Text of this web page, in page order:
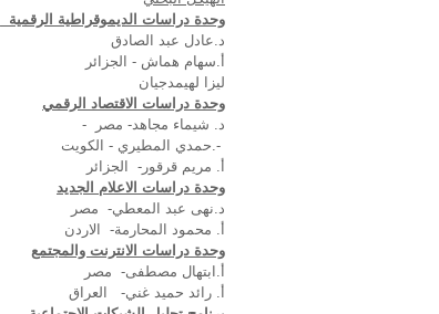
وحدة دراسات الديموقراطية الرقمية
د.عادل عبد الصادق
أ.سهام هماش - الجزائر
ليزا لهيمدجيان
وحدة دراسات الاقتصاد الرقمي
د. شيماء مجاهد- مصر
-
-.حمدي المطيري - الكويت
أ. مريم قرقور -
الجزائر
وحدة دراسات الاعلام الجديد
د.نهى عبد المعطي- مصر
أ. محمود المحارمة-
الاردن
وحدة دراسات الانترنت والمجتمع
أ.ابتهال مصطفى- مصر
أ. رائد حميد غني-
العراق